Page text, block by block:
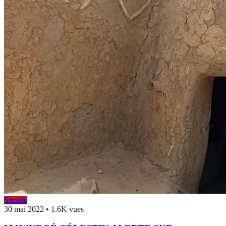
Société
30 mai 2022 • 1.6K vues